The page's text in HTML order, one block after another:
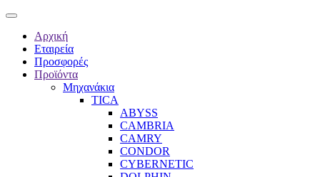
Αρχική
Εταιρεία
Προσφορές
Προϊόντα
Μηχανάκια
TICA
ABYSS
CAMBRIA
CAMRY
CONDOR
CYBERNETIC